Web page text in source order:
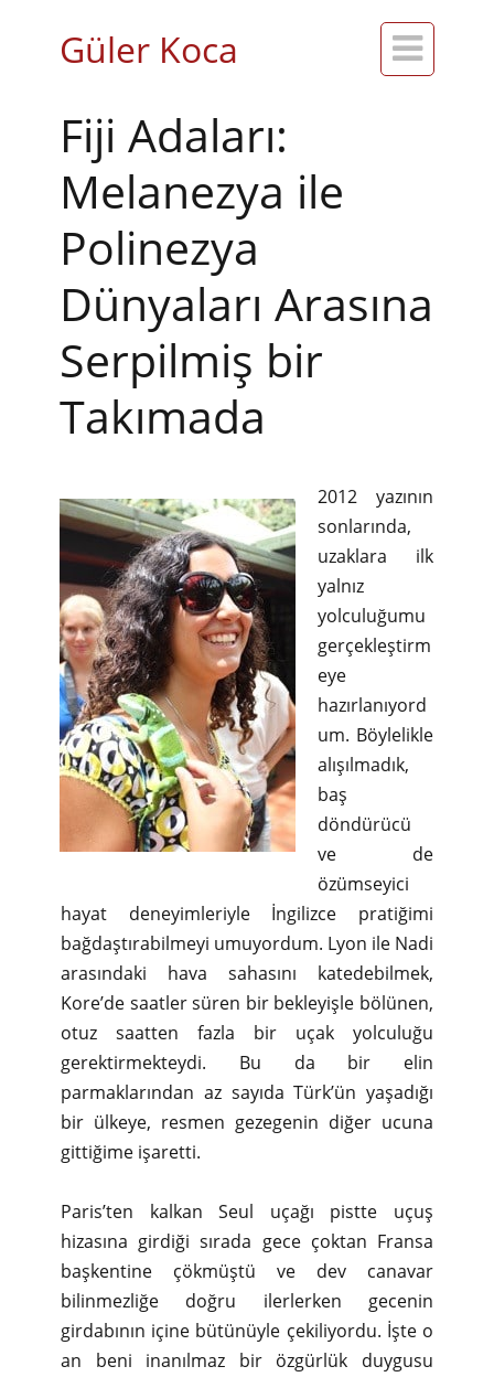
Güler Koca 
Fiji Adaları:
Melanezya ile
Polinezya
Dünyaları Arasına
Serpilmiş bir
Takımada
2012 yazının
sonlarında,
uzaklara ilk
yalnız
yolculuğumu
gerçekleştirm
eye
hazırlanıyord
um. Böylelikle
alışılmadık,
baş
döndürücü
ve de
özümseyici
hayat deneyimleriyle İngilizce pratiğimi
bağdaştırabilmeyi umuyordum. Lyon ile Nadi
arasındaki hava sahasını katedebilmek,
Kore’de saatler süren bir bekleyişle bölünen,
otuz saatten fazla bir uçak yolculuğu
gerektirmekteydi. Bu da bir elin
parmaklarından az sayıda Türk’ün yaşadığı
bir ülkeye, resmen gezegenin diğer ucuna
gittiğime işaretti.
Paris’ten kalkan Seul uçağı pistte uçuş
hizasına girdiği sırada gece çoktan Fransa
başkentine çökmüştü ve dev canavar
bilinmezliğe doğru ilerlerken gecenin
girdabının içine bütünüyle çekiliyordu. İşte o
an beni inanılmaz bir özgürlük duygusu